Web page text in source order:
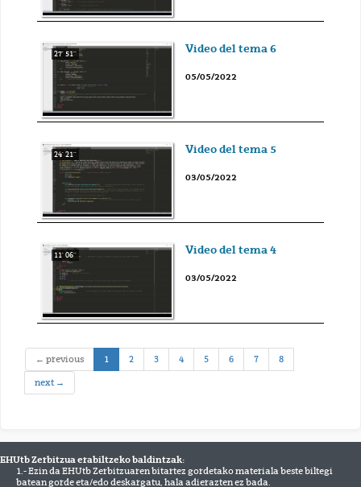
27' 51'' Video del tema 6
05/05/2022
24' 21'' Video del tema 5
03/05/2022
11' 06'' Video del tema 4
03/05/2022
← previous 1 (current)
2 3 4 5 6 7 8
next →
EHUtb Zerbitzua erabiltzeko baldintzak:
1.- Ezin da EHUtb Zerbitzuaren bitartez gordetako materiala beste biltegi
batean gorde eta/edo deskargatu, hala adierazten ez bada.